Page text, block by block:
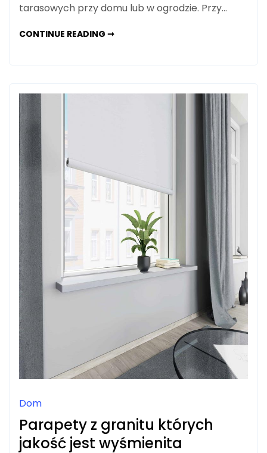
tarasowych przy domu lub w ogrodzie. Przy…
CONTINUE READING ➞BUDOWA
Dom
Parapety z granitu których
jakość jest wyśmienita